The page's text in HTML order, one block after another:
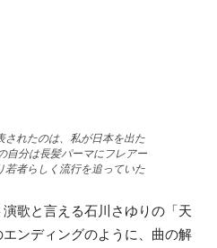
されたのは、私が日本を出た
自分は長髪パーマにフレアー
若者らしく流行を追っていた
歌と言える石川さゆりの「天
ンディングのように、曲の解